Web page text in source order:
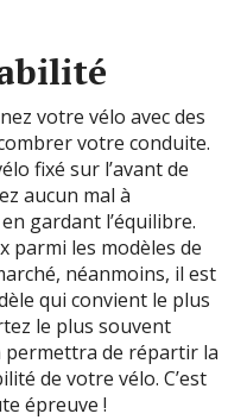
votre vélo avec des
votre conduite.
fixé sur l’avant de
aucun mal à
gardant l’équilibre.
parmi les modèles de
néanmoins, il est
qui convient le plus
le plus souvent
permettra de répartir la
de votre vélo. C’est
épreuve !